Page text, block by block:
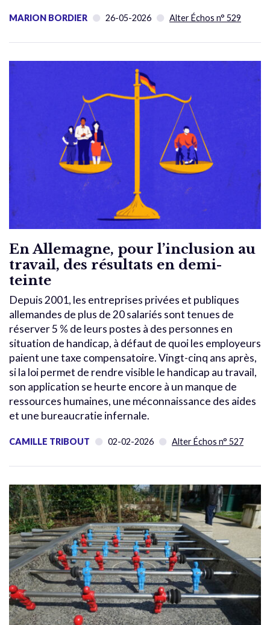
MARION BORDIER 26-05-2026 Alter Échos n° 529
En Allemagne, pour l’inclusion au
travail, des résultats en demi-
teinte
Depuis 2001, les entreprises privées et publiques
allemandes de plus de 20 salariés sont tenues de
réserver 5 % de leurs postes à des personnes en
situation de handicap, à défaut de quoi les employeurs
paient une taxe compensatoire. Vingt-cinq ans après,
si la loi permet de rendre visible le handicap au travail,
son application se heurte encore à un manque de
ressources humaines, une méconnaissance des aides
et une bureaucratie infernale.
CAMILLE TRIBOUT 02-02-2026 Alter Échos n° 527